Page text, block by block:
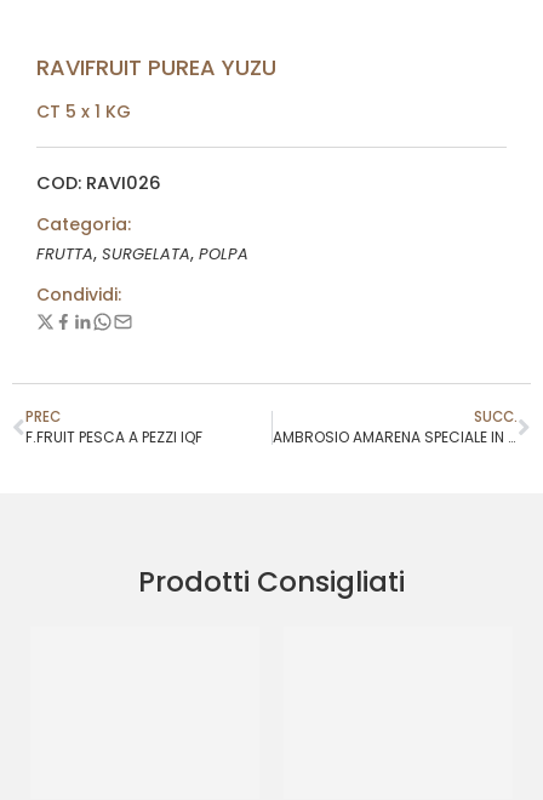
RAVIFRUIT PUREA YUZU
CT 5 x 1 KG
COD: RAVI026
Categoria:
FRUTTA, SURGELATA, POLPA
Condividi:
PREC
F.FRUIT PESCA A PEZZI IQF
SUCC.
AMBROSIO AMARENA SPECIALE IN LATTA
Prodotti Consigliati